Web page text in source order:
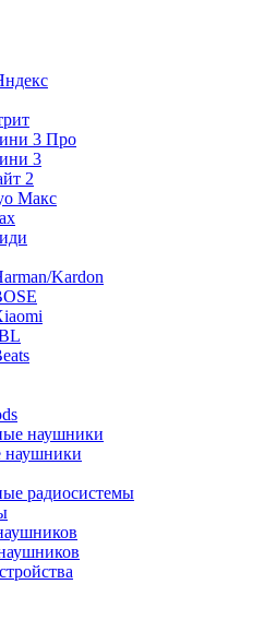
3 Про
3
2
Макс
Kardon
наушники
наушники
радиосистемы